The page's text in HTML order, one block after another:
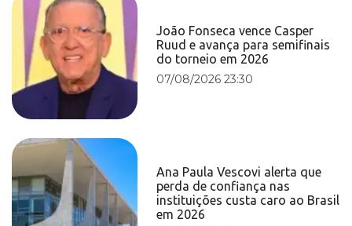
João Fonseca vence Casper
Ruud e avança para semifinais
do torneio em 2026
07/08/2026 23:30
Ana Paula Vescovi alerta que
perda de confiança nas
instituições custa caro ao Brasil
em 2026